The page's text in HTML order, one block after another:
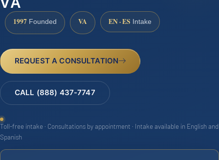
1997 Founded VA EN · ES Intake
REQUEST A CONSULTATION
CALL (888) 437-7747
Toll-free intake · Consultations by appointment · Intake available in English and
Spanish